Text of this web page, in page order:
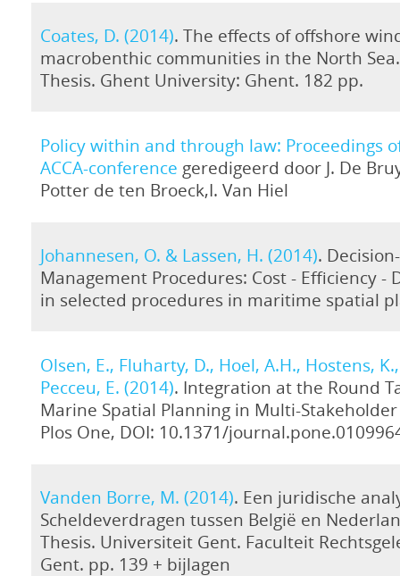
Coates, D. (2014). The effects of offshore
macrobenthic communities in the North
Thesis. Ghent University: Ghent. 182 pp.
Policy within and through law: Proceedings
ACCA-conference geredigeerd door J. De
Potter de ten Broeck,I. Van Hiel
Johannesen, O. & Lassen, H. (2014).
Management Procedures: Cost - Efficiency -
in selected procedures in maritime spatial
Olsen, E., Fluharty, D., Hoel, A.H., Hostens,
Pecceu, E. (2014). Integration at the Round
Marine Spatial Planning in Multi-Stakeholder
Plos One, DOI: 10.1371/
Vanden Borre, M. (2014). Een juridische
Scheldeverdragen tussen België en
Thesis. Universiteit Gent. Faculteit
Gent. pp. 139 + bijlagen